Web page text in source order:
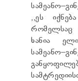
,,ეს
რომელსაც
ხანია